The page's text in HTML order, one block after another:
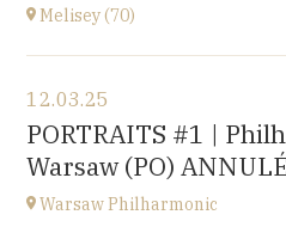
Buy your tickets
Melisey (70)
Melisey (70)
at18H00
12.03.25
PORTRAITS #1 |
Warsaw (PO)
Warsaw Philharmonic